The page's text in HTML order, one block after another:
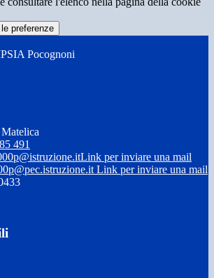
preferenze
Pocognoni
491
Link per inviare una mail
Link per inviare una mail